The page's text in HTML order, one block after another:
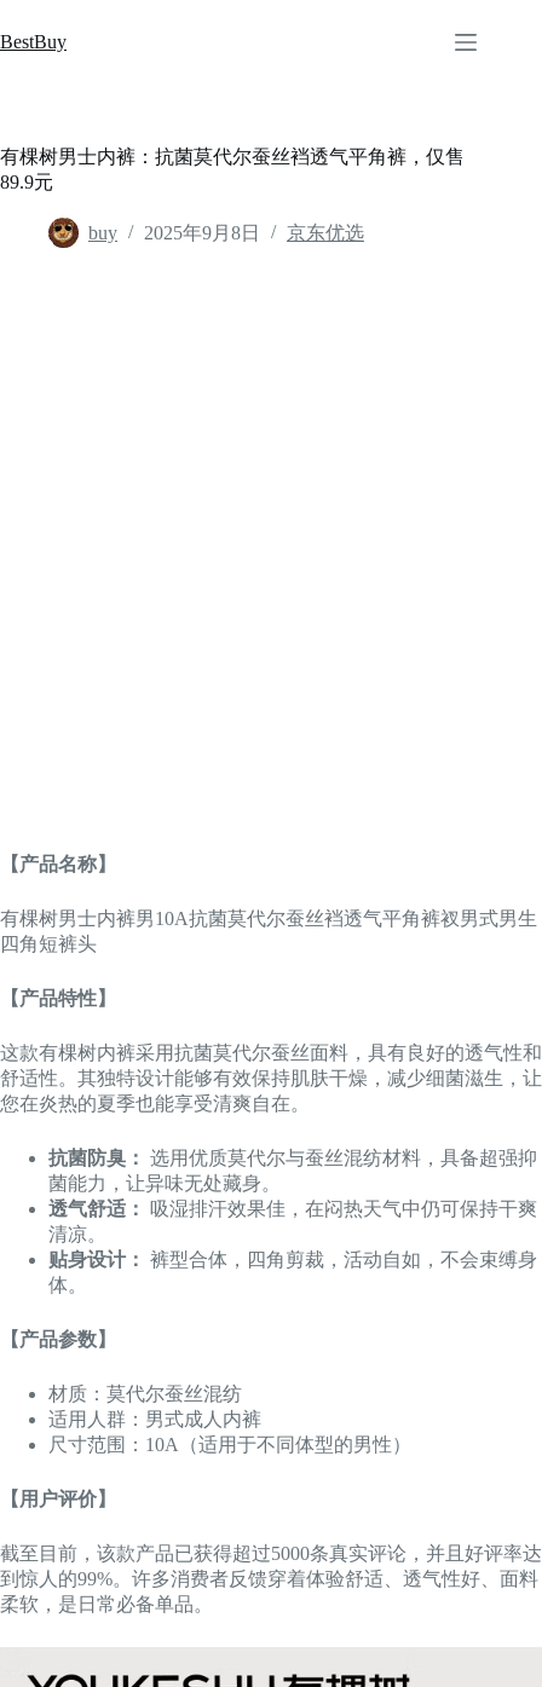
至
BestBuy
有棵树男士内裤：抗菌莫代尔蚕丝裆透气平角裤，仅售
89.9元
buy 2025年9月8日 京东优选
【产品名称】
有棵树男士内裤男10A抗菌莫代尔蚕丝裆透气平角裤衩男式男生
四角短裤头
【产品特性】
这款有棵树内裤采用抗菌莫代尔蚕丝面料，具有良好的透气性和
舒适性。其独特设计能够有效保持肌肤干燥，减少细菌滋生，让
您在炎热的夏季也能享受清爽自在。
抗菌防臭： 选用优质莫代尔与蚕丝混纺材料，具备超强抑
菌能力，让异味无处藏身。
透气舒适：
吸湿排汗效果佳，在闷热天气中仍可保持干爽
清凉。
贴身设计： 裤型合体，四角剪裁，活动自如，不会束缚身
体。
【产品参数】
材质：莫代尔蚕丝混纺
适用人群：男式成人内裤
尺寸范围：10A（适用于不同体型的男性）
【用户评价】
截至目前，该款产品已获得超过5000条真实评论，并且好评率达
到惊人的99%。许多消费者反馈穿着体验舒适、透气性好、面料
柔软，是日常必备单品。